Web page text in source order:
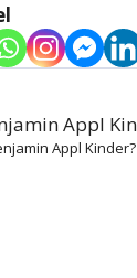
Appl Kinder?